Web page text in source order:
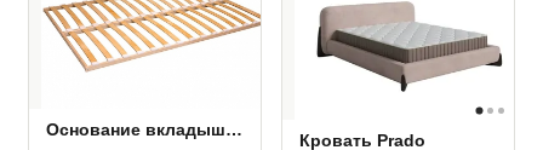
Основание вкладыш без ног
Кровать Prado